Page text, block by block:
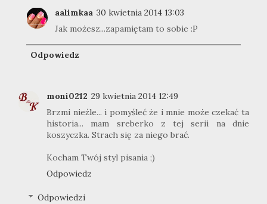
aalimkaa 30 kwietnia 2014 13:03
Jak możesz...zapamiętam to sobie :P
Odpowiedz
moni0212 29 kwietnia 2014 12:49
Brzmi nieźle... i pomyśleć że i mnie może czekać ta
historia... mam sreberko z tej serii na dnie
koszyczka. Strach się za niego brać.
Kocham Twój styl pisania ;)
Odpowiedz
Odpowiedzi